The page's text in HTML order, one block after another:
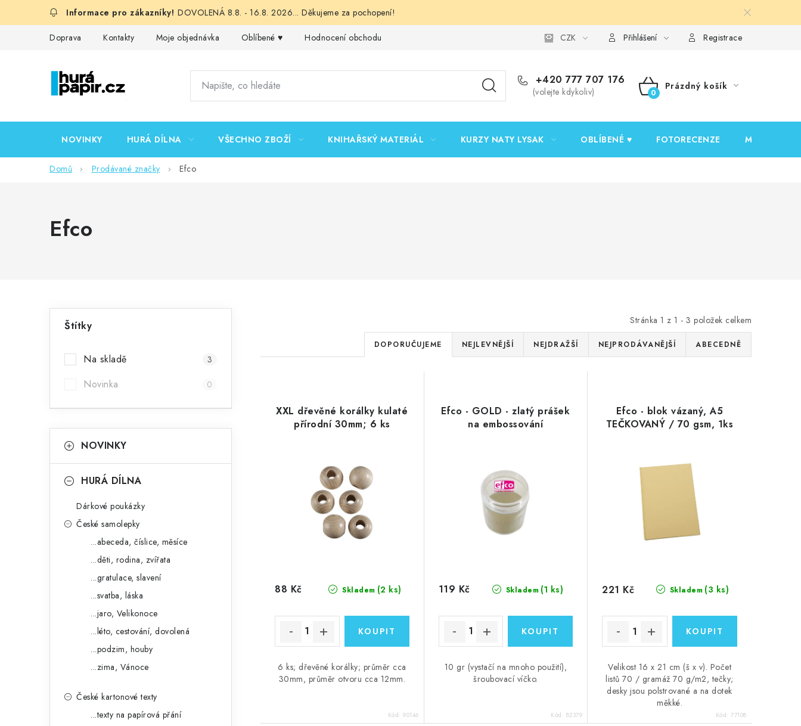
DOVOLENÁ 8.8. - 16.8. 2026... Děkujeme za pochopení!
Doprava Kontakty Moje objednávka Oblíbené ♥️ Hodnocení obchodu Podmínky ochrany osobních údajů Ověřování recenzí
CZK Přihlášení Registrace
+420 777 707 176
(volejte kdykoliv)
NÁKUPNÍ
Prázdný košík
NOVINKY HURÁ DÍLNA VŠECHNO ZBOŽÍ KNIHAŘSKÝ MATERIÁL KURZY NATY LYSAK OBLÍBENÉ ♥️ FOTORECENZE MOJE
Domů Prodávané značky Efco
Efco
r
a
Štítky
Na skladě 3
Novinka 0
kategorie
a
NOVINKY
HURÁ DÍLNA
Dárkové poukázky
České samolepky
...abeceda, číslice, měsíce
...děti, rodina, zvířata
...gratulace, slavení
...svatba, láska
...jaro, Velikonoce
...léto, cestování, dovolená
...podzim, houby
...zima, Vánoce
České kartonové texty
...texty na papírová přání
Stránka 1 z 1 - 3 položek celkem
Ř
a
e
n
p
o
d
k
t
ů
DOPORUČUJEME NEJLEVNĚJŠÍ NEJDRAŽŠÍ NEJPRODÁVANĚJŠÍ ABECEDNĚ
XXL dřevěné korálky kulaté
přírodní 30mm; 6 ks
Skladem (2 ks)
88 Kč
6 ks; dřevěné korálky; průměr cca
30mm, průměr otvoru cca 12mm.
Kód:90146
Efco - GOLD - zlatý prášek
na embossování
Skladem (1 ks)
119 Kč
10 gr (vystačí na mnoho použití),
šroubovací víčko.
Kód: 82379
Efco - blok vázaný, A5
TEČKOVANÝ / 70 gsm, 1ks
Skladem (3 ks)
221 Kč
Velikost 16 x 21 cm (š x v). Počet
listů 70 / gramáž 70 g/m2, tečky;
desky jsou polstrované a na dotek
měkké.
Kód:77108